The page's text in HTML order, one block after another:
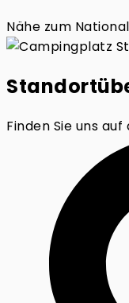
Nähe zum
Finden Sie uns